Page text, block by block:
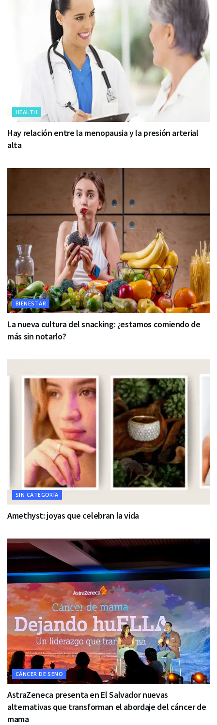
HEALTH
Hay relación entre la menopausia y la presión arterial
alta
BIENESTAR
La nueva cultura del snacking: ¿estamos comiendo de
más sin notarlo?
SIN CATEGORÍA
Amethyst: joyas que celebran la vida
CÁNCER DE SENO
AstraZeneca presenta en El Salvador nuevas
alternativas que transforman el abordaje del cáncer de
mama